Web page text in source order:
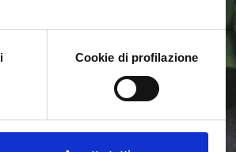
Cookie di profilazione